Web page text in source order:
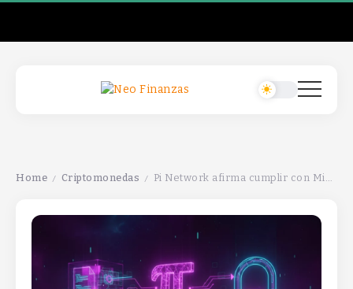
Home / Criptomonedas / Pi Network afirma cumplir con MiCA y busca listados en intercambios regulados de la UE.